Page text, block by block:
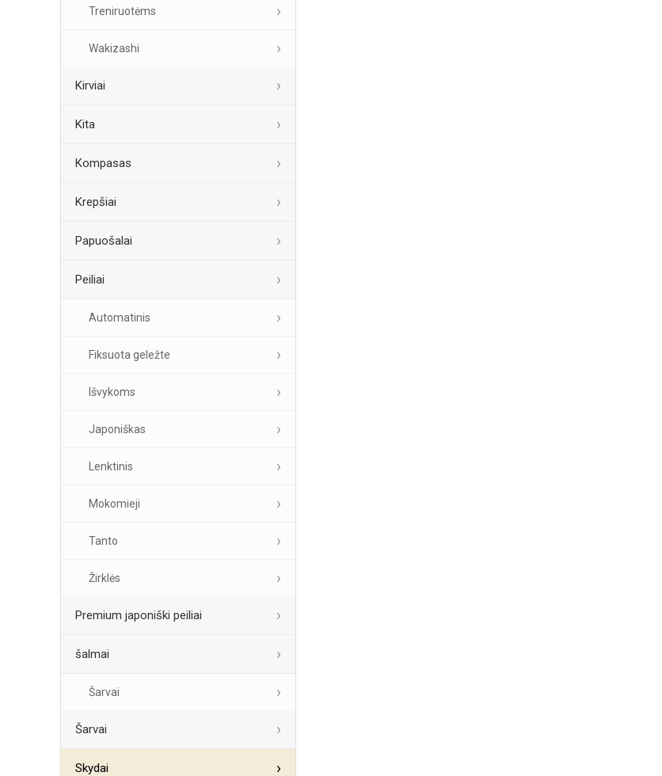
Treniruotėms
Wakizashi
Kirviai
Kita
Kompasas
Krepšiai
Papuošalai
Peiliai
Automatinis
Fiksuota geležte
Išvykoms
Japoniškas
Lenktinis
Mokomieji
Tanto
Žirklės
Premium japoniški peiliai
šalmai
Šarvai
Šarvai
Skydai